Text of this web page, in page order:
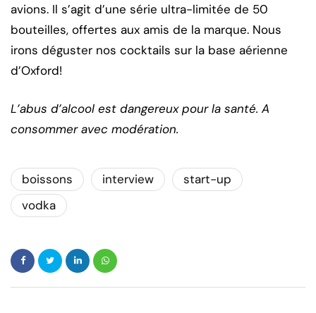
avions. Il s’agit d’une série ultra-limitée de 50
bouteilles, offertes aux amis de la marque. Nous
irons déguster nos cocktails sur la base aérienne
d’Oxford!
L’abus d’alcool est dangereux pour la santé. A
consommer avec modération.
boissons interview
start-up
vodka